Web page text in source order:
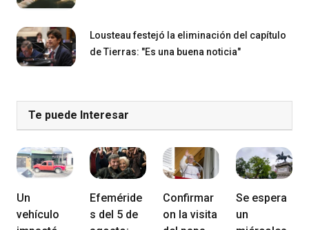
Lousteau festejó la eliminación del capítulo
de Tierras: "Es una buena noticia"
Te puede Interesar
Un
vehículo
Efeméride
s del 5 de
Confirmar
on la visita
Se espera
un